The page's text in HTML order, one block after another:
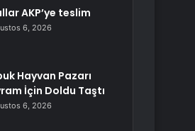
AKP’ye teslim
6, 2026
Hayvan Pazarı
İçin Doldu Taştı
6, 2026